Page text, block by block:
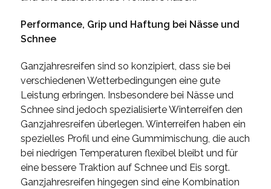
Performance, Grip und Haftung bei Nässe und
Schnee
Ganzjahresreifen sind so konzipiert, dass sie bei
verschiedenen Wetterbedingungen eine gute
Leistung erbringen. Insbesondere bei Nässe und
Schnee sind jedoch spezialisierte Winterreifen den
Ganzjahresreifen überlegen. Winterreifen haben ein
spezielles Profil und eine Gummimischung, die auch
bei niedrigen Temperaturen flexibel bleibt und für
eine bessere Traktion auf Schnee und Eis sorgt.
Ganzjahresreifen hingegen sind eine Kombination